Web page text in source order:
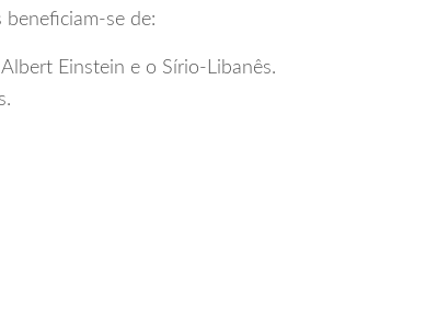
se de:
Einstein e o Sírio-Libanês.